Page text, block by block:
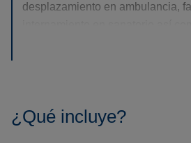
desplazamiento en ambulancia,
¿Qué incluye?